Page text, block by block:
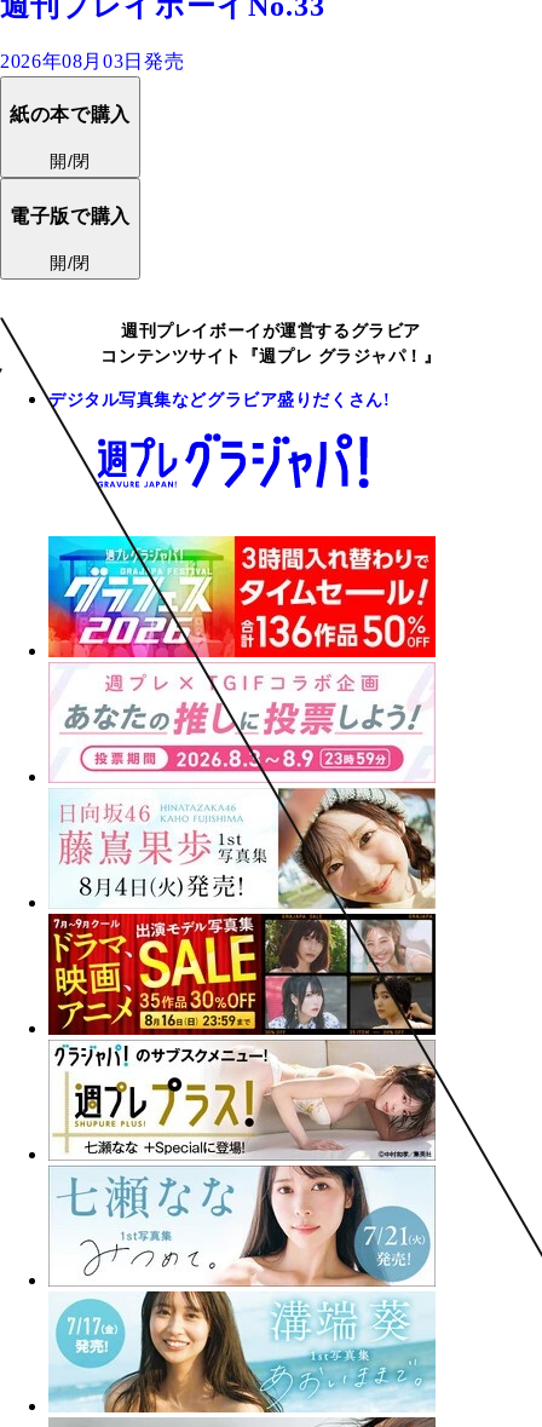
週刊プレイボーイNo.33
2026年08月03日発売
紙の本で購入
開/閉
電子版で購入
開/閉
週刊プレイボーイが運営するグラビア
コンテンツサイト『週プレ グラジャパ！』
デジタル写真集などグラビア盛りだくさん!